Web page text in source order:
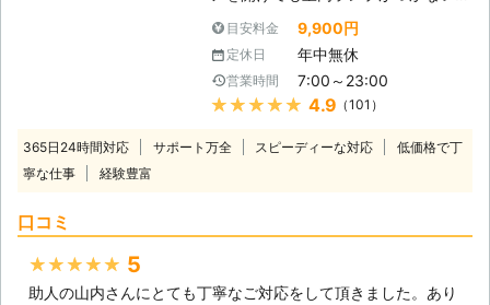
のカーバッテリーへ電力を注入しま
す。ジャンプスタートとは、弊社の自
続することです。 もし、それで解決
できなかった場合、バッテリーが寿命
の可能性があります。そんなときは、
車のバッテリーを交換いたしますので
ッテリーに関するお悩みがありました
バッテリーが上がってしまうと車にこ
のような症状があらわれます。 バッ
テリーが上がる＝バッテリーに蓄電さ
れている電気がないので車を動かすこ
とができなくなります。 普段は動い
困りますし、慣れていない方はパニッ
にも「救急」とありますように、緊急
目安料金 9,900円
定休日 年中無休
営業時間 7:00～23:00
★★★★★ 4.9 （101）
365日24時間対応 サポート万全 スピーディーな対応
低価格で丁
寧な仕事
経験豊富
口コミ
★★★★★ 5
助人の山内さんにとても丁寧なご対応をして頂きました。あり